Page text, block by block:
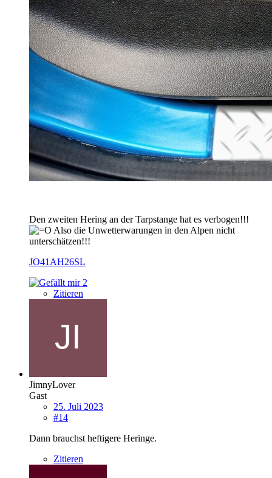
Den zweiten Hering an der Tarpstange hat es verbogen!!!
Also die Unwetterwarungen in den Alpen nicht
unterschätzen!!!
JO41AH26SL
2
Zitieren
JimnyLover
Gast
25. Juli 2023
#14
Dann brauchst heftigere Heringe.
Zitieren